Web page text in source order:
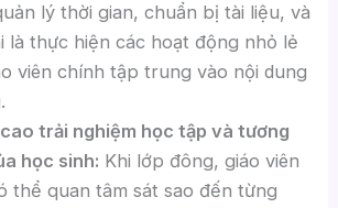
lý thời gian, chuẩn bị tài liệu, và
là thực hiện các hoạt động nhỏ lẻ
viên chính tập trung vào nội dung
trải nghiệm học tập và tương
học sinh: Khi lớp đông, giáo viên
thể quan tâm sát sao đến từng